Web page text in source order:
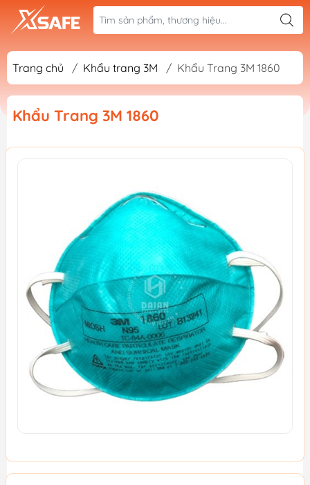
Trang chủ / Khẩu trang 3M / Khẩu Trang 3M 1860
Khẩu Trang 3M 1860